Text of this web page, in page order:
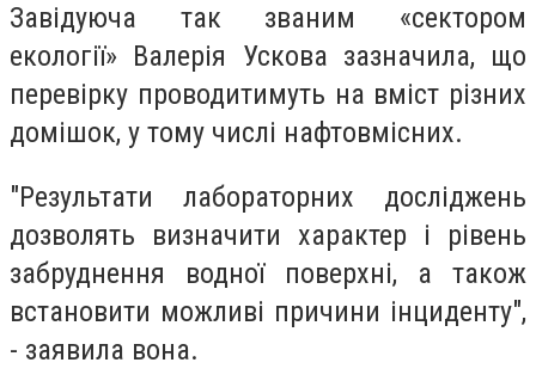
Завідуюча так званим «сектором
екології» Валерія Ускова зазначила, що
перевірку проводитимуть на вміст різних
домішок, у тому числі нафтовмісних.
"Результати лабораторних досліджень
дозволять визначити характер і рівень
забруднення водної поверхні, а також
встановити можливі причини інциденту",
- заявила вона.